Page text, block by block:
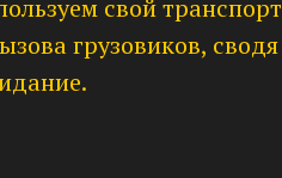
свой транспорт
грузовиков, сводя